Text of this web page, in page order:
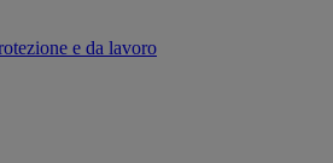
e da lavoro